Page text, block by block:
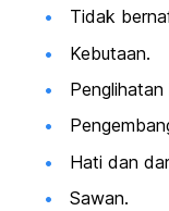
Tidak
Kebutaan.
Penglihatan
Hati dan
Sawan.